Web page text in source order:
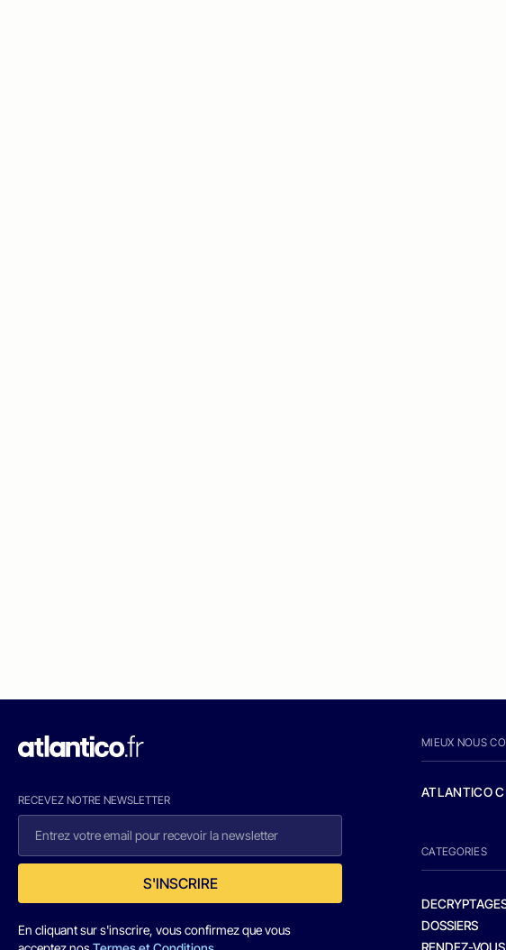
RECEVEZ NOTRE NEWSLETTER
S'INSCRIRE
En cliquant sur s'inscrire, vous confirmez que vous
MIEUX NOUS
ATLANTICO
CATEGORIES
DOSSIERS
RENDEZ-VOUS